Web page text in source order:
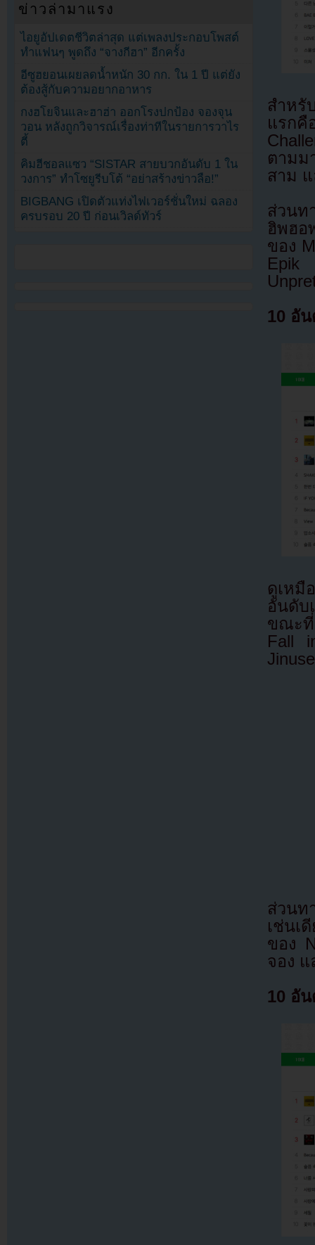
สำหรั
แรกคื
ตามม
สาม
ส่วนท
ฮิพฮอ
ของ
Epik
10 อั
ดูเหมื
อันดับ
ขณะที่
Fall
ส่วนท
เช่นเ
ของ
จอง
10 อั
ข่าวล่ามาแรง
ไอยูอัปเดตชีวิตล่าสุด แต่เพลงประกอบโพสต์
ทำแฟนๆ พูดถึง “จางกีฮา” อีกครั้ง
อีซูฮยอนเผยลดน้ำหนัก 30 กก. ใน 1 ปี แต่ยัง
ต้องสู้กับความอยากอาหาร
กงฮโยจินและฮาฮ่า ออกโรงปกป้อง จองจุน
วอน หลังถูกวิจารณ์เรื่องท่าทีในรายการวาไร
ตี้
คิมฮีชอลแซว “SISTAR สายบวกอันดับ 1 ใน
วงการ” ทำโซยูรีบโต้ “อย่าสร้างข่าวลือ!”
BIGBANG เปิดตัวแท่งไฟเวอร์ชั่นใหม่ ฉลอง
ครบรอบ 20 ปี ก่อนเวิลด์ทัวร์